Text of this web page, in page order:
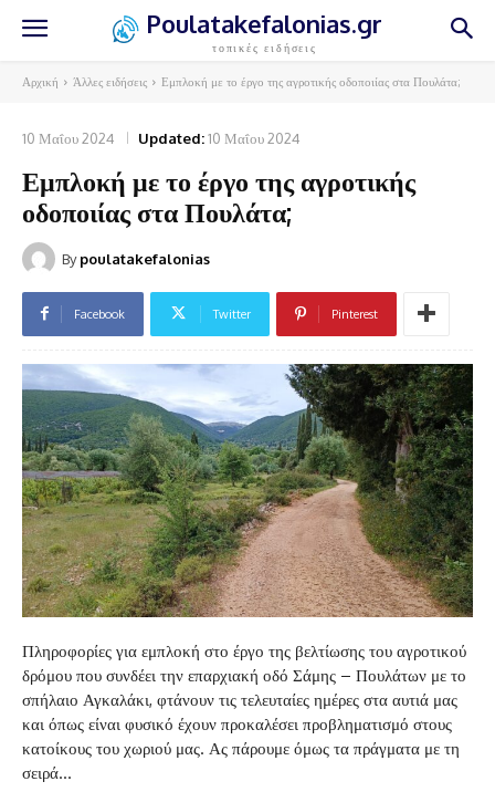
Poulatakefalonias.gr
τοπικές ειδήσεις
Αρχική Άλλες ειδήσεις Εμπλοκή με το έργο της αγροτικής οδοποιίας στα Πουλάτα;
10 Μαΐου 2024 Updated:10 Μαΐου 2024
Εμπλοκή με το έργο της αγροτικής
οδοποιίας στα Πουλάτα;
By poulatakefalonias
Facebook Twitter Pinterest
Πληροφορίες για εμπλοκή στο έργο της βελτίωσης του αγροτικού
δρόμου που συνδέει την επαρχιακή οδό Σάμης – Πουλάτων με το
σπήλαιο Αγκαλάκι, φτάνουν τις τελευταίες ημέρες στα αυτιά μας
και όπως είναι φυσικό έχουν προκαλέσει προβληματισμό στους
κατοίκους του χωριού μας. Ας πάρουμε όμως τα πράγματα με τη
σειρά…